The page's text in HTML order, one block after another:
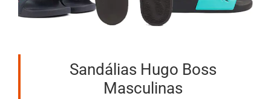
Sandálias Hugo Boss
Masculinas